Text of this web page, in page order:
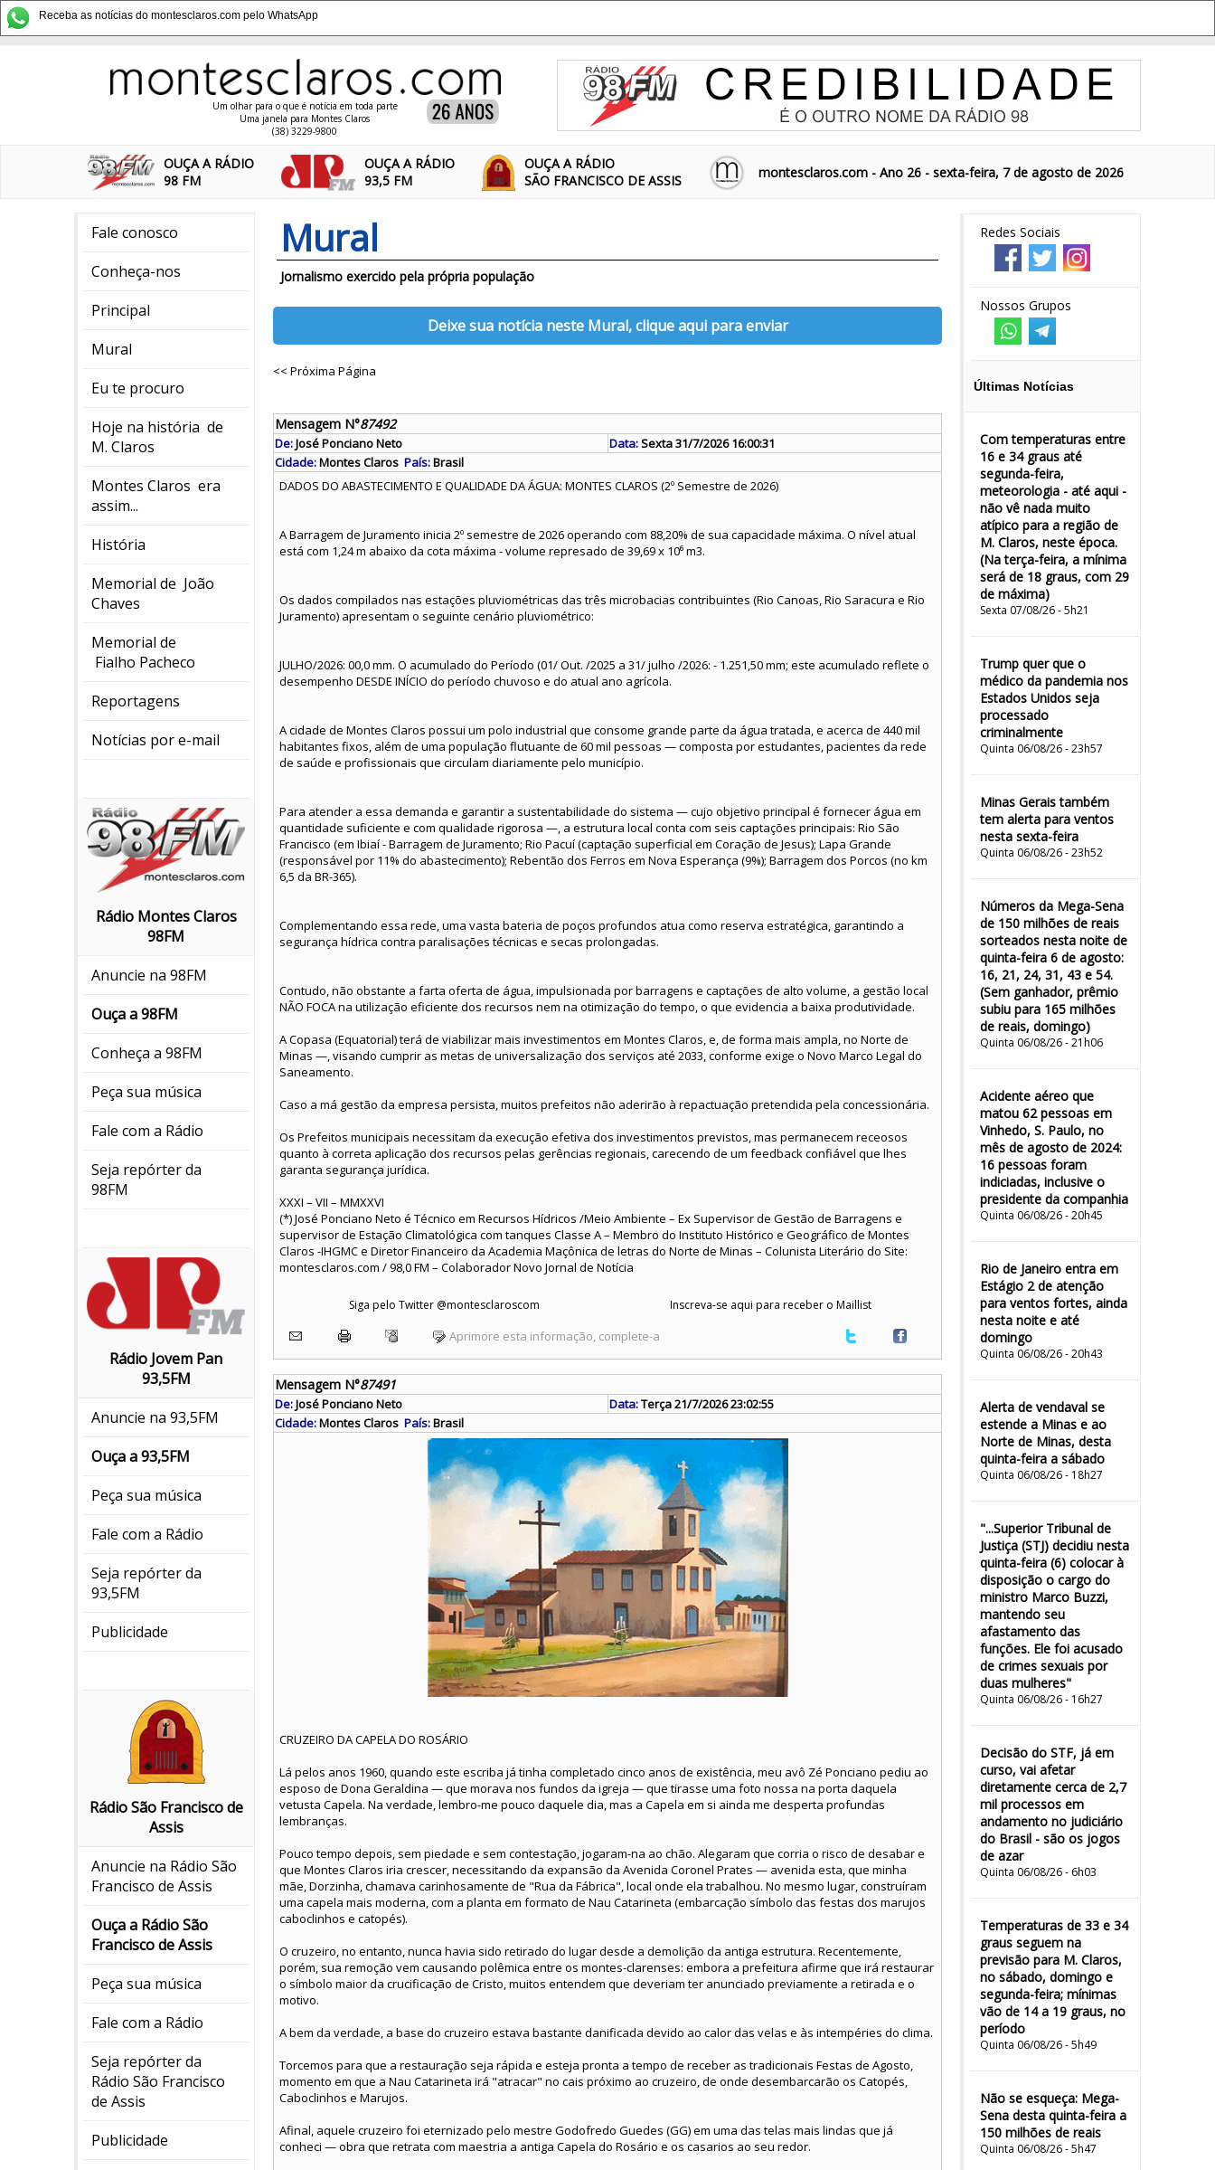
Receba as notícias do montesclaros.com pelo WhatsApp
Um olhar para o que é notícia em toda parte
Uma janela para Montes Claros
(38) 3229-9800
OUÇA A RÁDIO
98 FM
OUÇA A RÁDIO
93,5 FM
OUÇA A RÁDIO
SÃO FRANCISCO DE ASSIS
montesclaros.com - Ano 26 - sexta-feira, 7 de agosto de 2026
Fale conosco
Conheça-nos
Principal
Mural
Eu te procuro
Hoje na história de
M. Claros
Montes Claros era
assim...
História
Memorial de João
Chaves
Memorial de
Fialho Pacheco
Reportagens
Notícias por e-mail
Rádio Montes Claros
98FM
Anuncie na 98FM
Ouça a 98FM
Conheça a 98FM
Peça sua música
Fale com a Rádio
Seja repórter da
98FM
Rádio Jovem Pan
93,5FM
Anuncie na 93,5FM
Ouça a 93,5FM
Peça sua música
Fale com a Rádio
Seja repórter da
93,5FM
Publicidade
Rádio São Francisco de
Assis
Anuncie na Rádio São
Francisco de Assis
Ouça a Rádio São
Francisco de Assis
Peça sua música
Fale com a Rádio
Seja repórter da
Rádio São Francisco
de Assis
Publicidade
Redes Sociais
Nossos Grupos
Últimas Notícias
Com temperaturas entre
16 e 34 graus até
segunda-feira,
meteorologia - até aqui -
não vê nada muito
atípico para a região de
M. Claros, neste época.
(Na terça-feira, a mínima
será de 18 graus, com 29
de máxima)
Sexta 07/08/26 - 5h21
Trump quer que o
médico da pandemia nos
Estados Unidos seja
processado
criminalmente
Quinta 06/08/26 - 23h57
Minas Gerais também
tem alerta para ventos
nesta sexta-feira
Quinta 06/08/26 - 23h52
Números da Mega-Sena
de 150 milhões de reais
sorteados nesta noite de
quinta-feira 6 de agosto:
16, 21, 24, 31, 43 e 54.
(Sem ganhador, prêmio
subiu para 165 milhões
de reais, domingo)
Quinta 06/08/26 - 21h06
Acidente aéreo que
matou 62 pessoas em
Vinhedo, S. Paulo, no
mês de agosto de 2024:
16 pessoas foram
indiciadas, inclusive o
presidente da companhia
Quinta 06/08/26 - 20h45
Rio de Janeiro entra em
Estágio 2 de atenção
para ventos fortes, ainda
nesta noite e até
domingo
Quinta 06/08/26 - 20h43
Alerta de vendaval se
estende a Minas e ao
Norte de Minas, desta
quinta-feira a sábado
Quinta 06/08/26 - 18h27
"...Superior Tribunal de
Justiça (STJ) decidiu nesta
quinta-feira (6) colocar à
disposição o cargo do
ministro Marco Buzzi,
mantendo seu
afastamento das
funções. Ele foi acusado
de crimes sexuais por
duas mulheres"
Quinta 06/08/26 - 16h27
Decisão do STF, já em
curso, vai afetar
diretamente cerca de 2,7
mil processos em
andamento no judiciário
do Brasil - são os jogos
de azar
Quinta 06/08/26 - 6h03
Temperaturas de 33 e 34
graus seguem na
previsão para M. Claros,
no sábado, domingo e
segunda-feira; mínimas
vão de 14 a 19 graus, no
período
Quinta 06/08/26 - 5h49
Não se esqueça: Mega-
Sena desta quinta-feira a
150 milhões de reais
Quinta 06/08/26 - 5h47
Mural
Jornalismo exercido pela própria população
Deixe sua notícia neste Mural, clique aqui para enviar
<< Próxima Página
Mensagem N°87492
De:José Ponciano Neto Data:Sexta 31/7/2026 16:00:31
Cidade:Montes Claros País:Brasil
DADOS DO ABASTECIMENTO E QUALIDADE DA ÁGUA: MONTES CLAROS (2º Semestre de 2026)
A Barragem de Juramento inicia 2º semestre de 2026 operando com 88,20% de sua capacidade máxima. O nível atual
está com 1,24 m abaixo da cota máxima - volume represado de 39,69 x 10⁶ m3.
Os dados compilados nas estações pluviométricas das três microbacias contribuintes (Rio Canoas, Rio Saracura e Rio
Juramento) apresentam o seguinte cenário pluviométrico:
JULHO/2026: 00,0 mm. O acumulado do Período (01/ Out. /2025 a 31/ julho /2026: - 1.251,50 mm; este acumulado reflete o
desempenho DESDE INÍCIO do período chuvoso e do atual ano agrícola.
A cidade de Montes Claros possui um polo industrial que consome grande parte da água tratada, e acerca de 440 mil
habitantes fixos, além de uma população flutuante de 60 mil pessoas — composta por estudantes, pacientes da rede
de saúde e profissionais que circulam diariamente pelo município.
Para atender a essa demanda e garantir a sustentabilidade do sistema — cujo objetivo principal é fornecer água em
quantidade suficiente e com qualidade rigorosa —, a estrutura local conta com seis captações principais: Rio São
Francisco (em Ibiaí - Barragem de Juramento; Rio Pacuí (captação superficial em Coração de Jesus); Lapa Grande
(responsável por 11% do abastecimento); Rebentão dos Ferros em Nova Esperança (9%); Barragem dos Porcos (no km
6,5 da BR-365).
Complementando essa rede, uma vasta bateria de poços profundos atua como reserva estratégica, garantindo a
segurança hídrica contra paralisações técnicas e secas prolongadas.
Contudo, não obstante a farta oferta de água, impulsionada por barragens e captações de alto volume, a gestão local
NÃO FOCA na utilização eficiente dos recursos nem na otimização do tempo, o que evidencia a baixa produtividade.
A Copasa (Equatorial) terá de viabilizar mais investimentos em Montes Claros, e, de forma mais ampla, no Norte de
Minas —, visando cumprir as metas de universalização dos serviços até 2033, conforme exige o Novo Marco Legal do
Saneamento.
Caso a má gestão da empresa persista, muitos prefeitos não aderirão à repactuação pretendida pela concessionária.
Os Prefeitos municipais necessitam da execução efetiva dos investimentos previstos, mas permanecem receosos
quanto à correta aplicação dos recursos pelas gerências regionais, carecendo de um feedback confiável que lhes
garanta segurança jurídica.
XXXI – VII – MMXXVI
(*) José Ponciano Neto é Técnico em Recursos Hídricos /Meio Ambiente – Ex Supervisor de Gestão de Barragens e
supervisor de Estação Climatológica com tanques Classe A – Membro do Instituto Histórico e Geográfico de Montes
Claros -IHGMC e Diretor Financeiro da Academia Maçônica de letras do Norte de Minas – Colunista Literário do Site:
montesclaros.com / 98,0 FM – Colaborador Novo Jornal de Notícia
Siga pelo Twitter @montesclaroscom Inscreva-se aqui para receber o Maillist
Aprimore esta informação, complete-a
Mensagem N°87491
De:José Ponciano Neto Data:Terça 21/7/2026 23:02:55
Cidade:Montes Claros País:Brasil
CRUZEIRO DA CAPELA DO ROSÁRIO
Lá pelos anos 1960, quando este escriba já tinha completado cinco anos de existência, meu avô Zé Ponciano pediu ao
esposo de Dona Geraldina — que morava nos fundos da igreja — que tirasse uma foto nossa na porta daquela
vetusta Capela. Na verdade, lembro-me pouco daquele dia, mas a Capela em si ainda me desperta profundas
lembranças.
Pouco tempo depois, sem piedade e sem contestação, jogaram-na ao chão. Alegaram que corria o risco de desabar e
que Montes Claros iria crescer, necessitando da expansão da Avenida Coronel Prates — avenida esta, que minha
mãe, Dorzinha, chamava carinhosamente de "Rua da Fábrica", local onde ela trabalhou. No mesmo lugar, construíram
uma capela mais moderna, com a planta em formato de Nau Catarineta (embarcação símbolo das festas dos marujos
caboclinhos e catopés).
O cruzeiro, no entanto, nunca havia sido retirado do lugar desde a demolição da antiga estrutura. Recentemente,
porém, sua remoção vem causando polêmica entre os montes-clarenses: embora a prefeitura afirme que irá restaurar
o símbolo maior da crucificação de Cristo, muitos entendem que deveriam ter anunciado previamente a retirada e o
motivo.
A bem da verdade, a base do cruzeiro estava bastante danificada devido ao calor das velas e às intempéries do clima.
Torcemos para que a restauração seja rápida e esteja pronta a tempo de receber as tradicionais Festas de Agosto,
momento em que a Nau Catarineta irá "atracar" no cais próximo ao cruzeiro, de onde desembarcarão os Catopés,
Caboclinhos e Marujos.
Afinal, aquele cruzeiro foi eternizado pelo mestre Godofredo Guedes (GG) em uma das telas mais lindas que já
conheci — obra que retrata com maestria a antiga Capela do Rosário e os casarios ao seu redor.